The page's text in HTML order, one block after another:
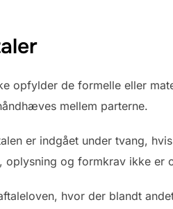
opfylder de formelle eller
mellem parterne.
er indgået under tvang,
oplysning og formkrav ikke er
hvor der blandt